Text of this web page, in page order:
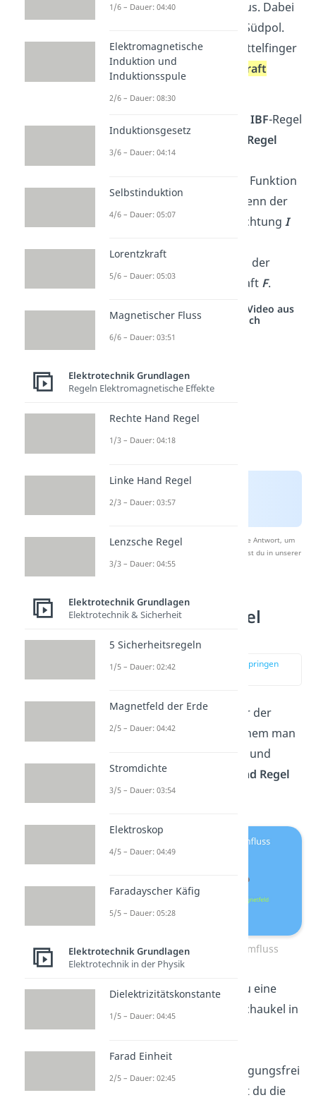
Magnetfeld(Vermittler)
aus. Dabei
zeigst du vom Nord- zum Südpol.
Als Letztes gibt dir dein Mittelfinger
die Richtung der
Lorentzkraft
IBF-Regel
(„Ich bin Franz“) oder
FBI-Regel
merken. Dabei stehen die
Buchstaben jeweils für die Funktion
deiner einzelnen Finger. Denn der
Daumen zeigt die Stromrichtung I
Magnetfeldrichtung
und der
Mittelfinger die Lorentzkraft F.
Studyflix vernetzt: Hier ein Video aus
einem anderen Bereich
Nach Beantwortung speichern wir deine Antwort, um
Studyflix zu verbessern. Mehr dazu erfährst du in unserer
Datenschutzerklärung
Rechte Hand Regel
Lorentzkraft
zur Stelle im Video springen
Die Leiterschaukel ist einer der
besten Versuche, bei welchem man
die Lorentzkraft erkennen und
somit auch die
Hand Regel
verdeutlichen kann.
Leiterschaukel ohne Stromfluss
Für den Versuch hängst du eine
nicht magnetische Leiterschaukel in
Hufeisenmagneten. Die
Leiterschaukel muss bewegungsfrei
aufgehängt werden, damit du die
1/6 – Dauer: 04:40
Elektromagnetische
Induktion und
Induktionsspule
2/6 – Dauer: 08:30
Induktionsgesetz
3/6 – Dauer: 04:14
Selbstinduktion
4/6 – Dauer: 05:07
Lorentzkraft
5/6 – Dauer: 05:03
Magnetischer Fluss
6/6 – Dauer: 03:51
Elektrotechnik Grundlagen
Regeln Elektromagnetische Effekte
Rechte Hand Regel
1/3 – Dauer: 04:18
Linke Hand Regel
2/3 – Dauer: 03:57
Lenzsche Regel
3/3 – Dauer: 04:55
Elektrotechnik Grundlagen
Elektrotechnik & Sicherheit
5 Sicherheitsregeln
1/5 – Dauer: 02:42
Magnetfeld der Erde
2/5 – Dauer: 04:42
Stromdichte
3/5 – Dauer: 03:54
Elektroskop
4/5 – Dauer: 04:49
Faradayscher Käfig
5/5 – Dauer: 05:28
Elektrotechnik Grundlagen
Elektrotechnik in der Physik
Dielektrizitätskonstante
1/5 – Dauer: 04:45
Farad Einheit
2/5 – Dauer: 02:45